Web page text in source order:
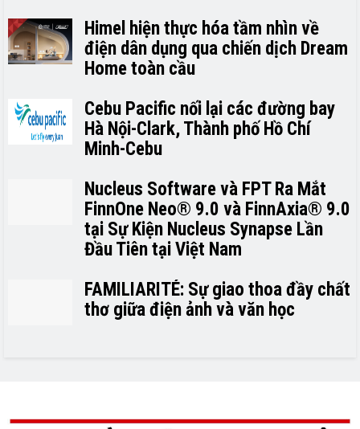
Himel hiện thực hóa tầm nhìn về
điện dân dụng qua chiến dịch Dream
Home toàn cầu
Cebu Pacific nối lại các đường bay
Hà Nội-Clark, Thành phố Hồ Chí
Minh-Cebu
Nucleus Software và FPT Ra Mắt
FinnOne Neo® 9.0 và FinnAxia® 9.0
tại Sự Kiện Nucleus Synapse Lần
Đầu Tiên tại Việt Nam
FAMILIARITÉ: Sự giao thoa đầy chất
thơ giữa điện ảnh và văn học